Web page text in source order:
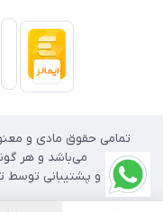
تمامی حقوق مادی و
می‌باشد و هر
طراحی و پشتیبانی توسط